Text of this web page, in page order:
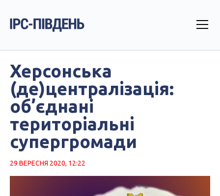
Херсонська
(де)централізація:
об’єднані
територіальні
супергромади
29 ВЕРЕСНЯ 2020, 12:22